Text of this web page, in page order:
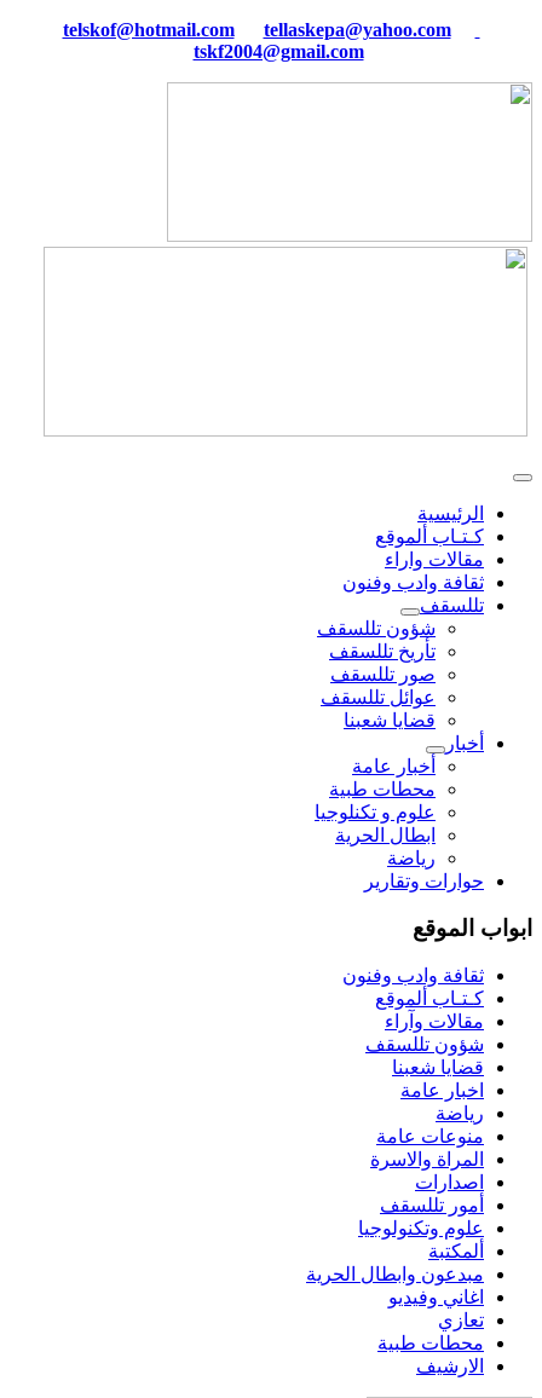
tellaskepa@yahoo.com
tskf2004@gmail.com
الرئيسية
كـتـاب ألموقع
مقالات واراء
ثقافة وادب وفنون
تللسقف
شؤون تللسقف
تأريخ تللسقف
صور تللسقف
عوائل تللسقف
قضايا شعبنا
أخبار
أخبار عامة
محطات طبية
علوم و تکنلوجیا
ابطال الحرية
رياضة
حوارات وتقارير
ابواب الموقع
ثقافة وادب وفنون
كـتـاب ألموقع
مقالات وآراء
شؤون تللسقف
قضايا شعبنا
اخبار عامة
رياضة
منوعات عامة
المراة والاسرة
اصدارات
أمور تللسقف
علوم وتكنولوجيا
ألمكتبة
مبدعون وابطال الحرية
اغاني وفيديو
تعازي
محطات طبية
الارشيف